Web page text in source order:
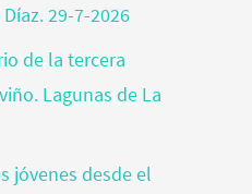
29-7-2026
de la tercera
Lagunas de La
jóvenes desde el